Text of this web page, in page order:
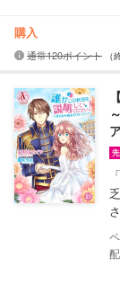
購入
通常120ポイント （